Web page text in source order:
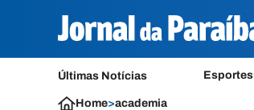
Últimas Notícias Esportes
Home>academia